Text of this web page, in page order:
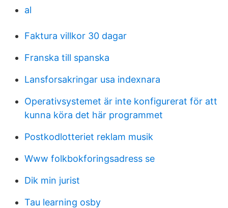
al
Faktura villkor 30 dagar
Franska till spanska
Lansforsakringar usa indexnara
Operativsystemet är inte konfigurerat för att
kunna köra det här programmet
Postkodlotteriet reklam musik
Www folkbokforingsadress se
Dik min jurist
Tau learning osby